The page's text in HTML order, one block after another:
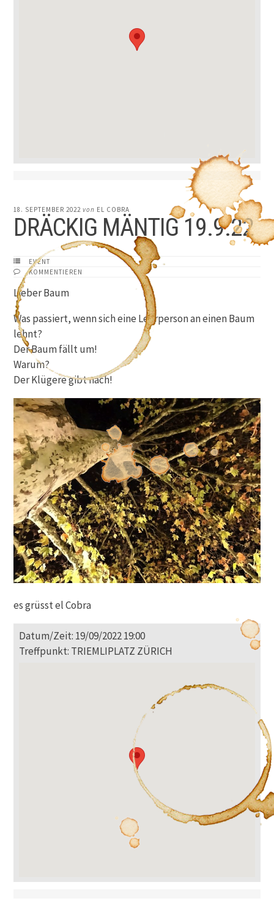
18. SEPTEMBER 2022 von EL COBRA
DRÄCKIG MÄNTIG 19.9.22
EVENT
KOMMENTIEREN
Lieber Baum
Was passiert, wenn sich eine Lehrperson an einen Baum
lehnt?
Der Baum fällt um!
Warum?
Der Klügere gibt nach!
es grüsst el Cobra
Datum/Zeit: 19/09/2022 19:00
Treffpunkt: TRIEMLIPLATZ ZÜRICH